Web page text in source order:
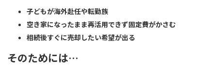
子どもが海外赴任や転勤族
空き家になったまま再活用できず固定費がかさむ
相続後すぐに売却したい希望が出る
そのためには…